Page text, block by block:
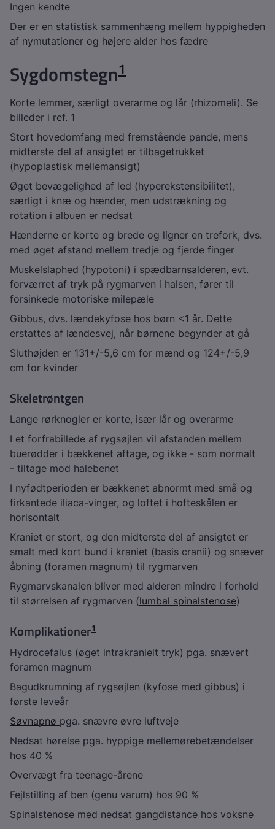
Ingen kendte
Der er en statistisk sammenhæng mellem hyppigheden
af nymutationer og højere alder hos fædre
Sygdomstegn1
Korte lemmer, særligt overarme og lår (rhizomeli). Se
billeder i ref. 1
Stort hovedomfang med fremstående pande, mens
midterste del af ansigtet er tilbagetrukket
(hypoplastisk mellemansigt)
Øget bevægelighed af led (hyperekstensibilitet),
særligt i knæ og hænder, men udstrækning og
rotation i albuen er nedsat
Hænderne er korte og brede og ligner en trefork, dvs.
med øget afstand mellem tredje og fjerde finger
Muskelslaphed (hypotoni) i spædbarnsalderen, evt.
forværret af tryk på rygmarven i halsen, fører til
forsinkede motoriske milepæle
Gibbus, dvs. lændekyfose hos børn <1 år. Dette
erstattes af lændesvej, når børnene begynder at gå
Sluthøjden er 131+/-5,6 cm for mænd og 124+/-5,9
cm for kvinder
Skeletrøntgen
Lange rørknogler er korte, især lår og overarme
I et forfrabillede af rygsøjlen vil afstanden mellem
buerødder i bækkenet aftage, og ikke - som normalt
- tiltage mod halebenet
I nyfødtperioden er bækkenet abnormt med små og
firkantede iliaca-vinger, og loftet i hofteskålen er
horisontalt
Kraniet er stort, og den midterste del af ansigtet er
smalt med kort bund i kraniet (basis cranii) og snæver
åbning (foramen magnum) til rygmarven
Rygmarvskanalen bliver med alderen mindre i forhold
til størrelsen af rygmarven (lumbal spinalstenose)
Komplikationer1
Hydrocefalus (øget intrakranielt tryk) pga. snævert
foramen magnum
Bagudkrumning af rygsøjlen (kyfose med gibbus) i
første leveår
Søvnapnø pga. snævre øvre luftveje
Nedsat hørelse pga. hyppige mellemørebetændelser
hos 40 %
Overvægt fra teenage-årene
Fejlstilling af ben (genu varum) hos 90 %
Spinalstenose med nedsat gangdistance hos voksne